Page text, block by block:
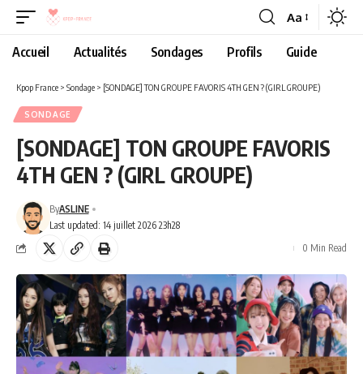
Aa
Accueil Actualités Sondages Profils Guide
Kpop France > Sondage > [SONDAGE] TON GROUPE FAVORIS 4TH GEN ? (GIRL GROUPE)
SONDAGE
[SONDAGE] TON GROUPE FAVORIS
4TH GEN ? (GIRL GROUPE)
Last updated: 14 juillet 2026 23h28
ByASLINE
0 Min Read